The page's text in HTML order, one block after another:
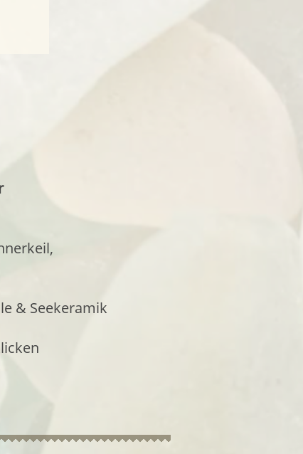
& Seekeramik